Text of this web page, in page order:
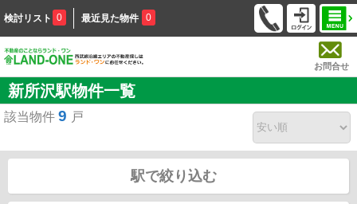
検討リスト 0 最近見た物件 0
お問合せ
新所沢駅物件一覧
該当物件 9 戸
駅で絞り込む